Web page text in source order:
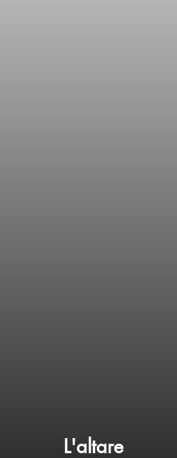
L'altare